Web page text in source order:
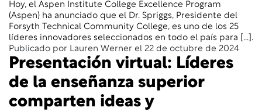
Hoy, el Aspen Institute College Excellence Program
(Aspen) ha anunciado que el Dr. Spriggs, Presidente del
Forsyth Technical Community College, es uno de los 25
líderes innovadores seleccionados en todo el país para [...].
Publicado por Lauren Werner el 22 de octubre de 2024
Presentación virtual: Líderes
de la enseñanza superior
comparten ideas y